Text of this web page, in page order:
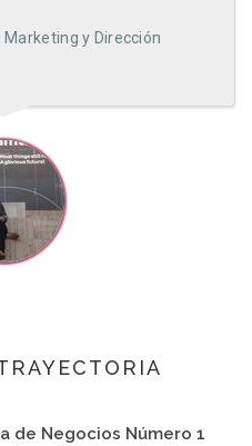
y Dirección
de Negocios Número 1